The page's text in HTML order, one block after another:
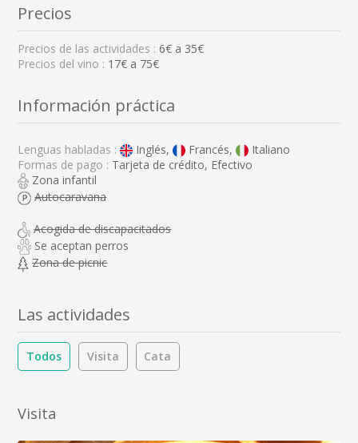
Precios
Precios de las actividades : 6€ a 35€
Precios del vino : 17€ a 75€
Información práctica
Lenguas habladas : Inglés, Francés,
Italiano
Formas de pago : Tarjeta de crédito, Efectivo
Zona infantil
Autocaravana
Acogida de discapacitados
Se aceptan perros
Zona de picnic
Las actividades
Todos Visita Cata
Visita